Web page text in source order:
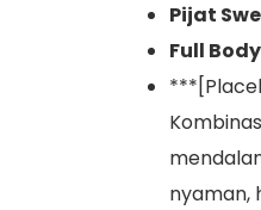
Pijat
Full
nyaman,